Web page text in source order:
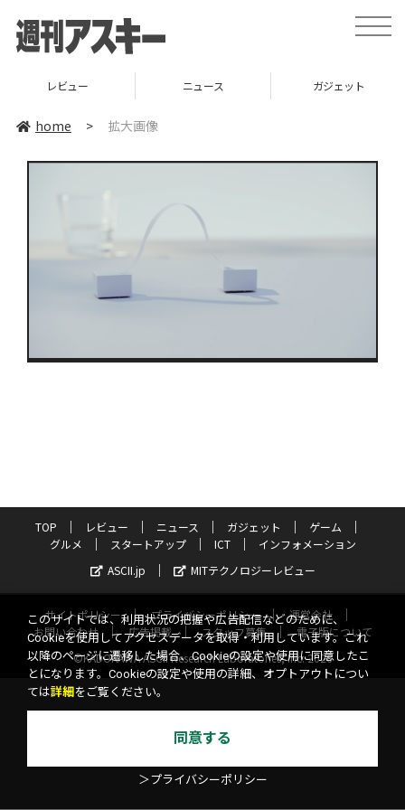
toggle
レビュー ニュース ガジェット
home > 拡大画像
TOP レビュー ニュース ガジェット
ゲーム
グルメ
スタートアップ ICT
インフォメーション
ASCII.jp
MITテクノロジーレビュー
サイトポリシー プライバシーポリシー
運営会社
お問い合わせ
広告掲載 スタッフ募集
電子版について
©KADOKAWA ASCII Research Laboratories, Inc. 2026
このサイトでは、利用状況の把握や広告配信などのために、
Cookieを使用してアクセスデータを取得・利用しています。これ
以降のページに遷移した場合、Cookieの設定や使用に同意したこ
とになります。Cookieの設定や使用の詳細、オプトアウトについ
ては詳細 をご覧ください。
同意する
＞プライバシーポリシー